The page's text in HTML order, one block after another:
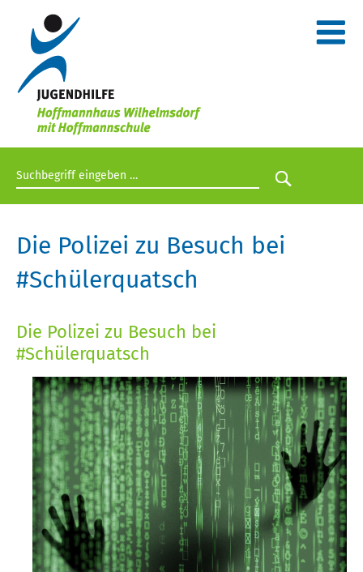
Suchbegriff eingeben
Suche
Die Polizei zu Besuch bei
#Schülerquatsch
Die Polizei zu Besuch bei
#Schülerquatsch